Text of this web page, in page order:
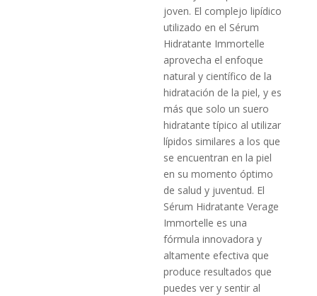
joven. El complejo lipídico
utilizado en el Sérum
Hidratante Immortelle
aprovecha el enfoque
natural y científico de la
hidratación de la piel, y es
más que solo un suero
hidratante típico al utilizar
lípidos similares a los que
se encuentran en la piel
en su momento óptimo
de salud y juventud. El
Sérum Hidratante Verage
Immortelle es una
fórmula innovadora y
altamente efectiva que
produce resultados que
puedes ver y sentir al